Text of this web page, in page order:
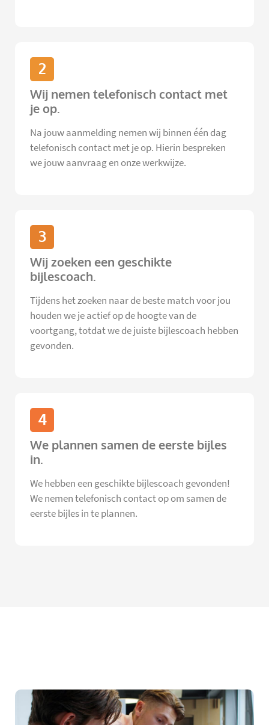
2
Wij nemen telefonisch contact met
je op.
Na jouw aanmelding nemen wij binnen één dag
telefonisch contact met je op. Hierin bespreken
we jouw aanvraag en onze werkwijze.
3
Wij zoeken een geschikte
bijlescoach.
Tijdens het zoeken naar de beste match voor jou
houden we je actief op de hoogte van de
voortgang, totdat we de juiste bijlescoach hebben
gevonden.
4
We plannen samen de eerste bijles
in.
We hebben een geschikte bijlescoach gevonden!
We nemen telefonisch contact op om samen de
eerste bijles in te plannen.